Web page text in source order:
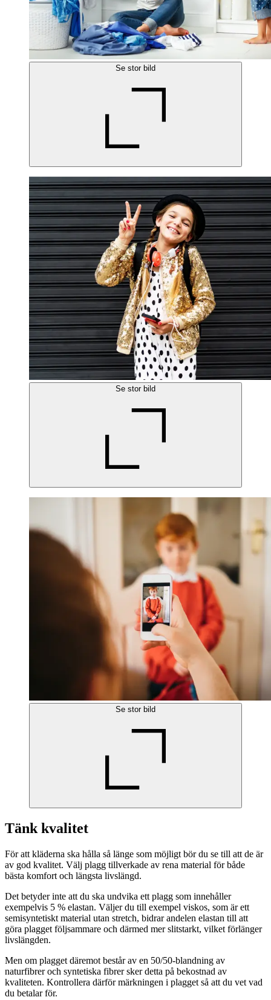
Se stor bild
Se stor bild
Se stor bild
Tänk kvalitet
För att kläderna ska hålla så länge som möjligt bör du se till att de är
av god kvalitet. Välj plagg tillverkade av rena material för både
bästa komfort och längsta livslängd.
Det betyder inte att du ska undvika ett plagg som innehåller
exempelvis 5 % elastan. Väljer du till exempel viskos, som är ett
semisyntetiskt material utan stretch, bidrar andelen elastan till att
göra plagget följsammare och därmed mer slitstarkt, vilket förlänger
livslängden.
Men om plagget däremot består av en 50/50-blandning av
naturfibrer och syntetiska fibrer sker detta på bekostnad av
kvaliteten. Kontrollera därför märkningen i plagget så att du vet vad
du betalar för.